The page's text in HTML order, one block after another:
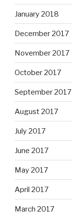
January 2018
December 2017
November 2017
October 2017
September 2017
August 2017
July 2017
June 2017
May 2017
April 2017
March 2017